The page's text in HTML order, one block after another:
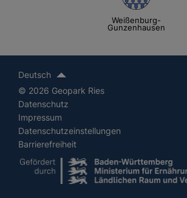
Weißenburg-
Gunzenhausen
Deutsch
© 2026 Geopark Ries
Datenschutz
Impressum
Datenschutzeinstellungen
Barrierefreiheit